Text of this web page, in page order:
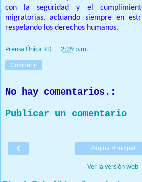
con la seguridad y el
migratorias, actuando siempre en
respetando los derechos humanos.
Prensa Única RD 2:39 p.m.
Compartir
No hay comentarios.:
Publicar un comentario
‹ Página Principal
Ver la versión web